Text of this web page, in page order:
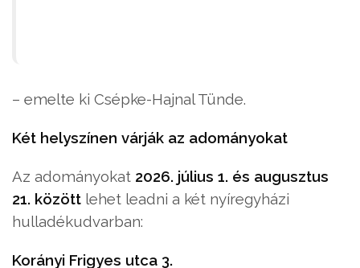
– emelte ki Csépke-Hajnal Tünde.
Két helyszínen várják az adományokat
Az adományokat 2026. július 1. és augusztus
21. között lehet leadni a két nyíregyházi
hulladékudvarban:
Korányi Frigyes utca 3.